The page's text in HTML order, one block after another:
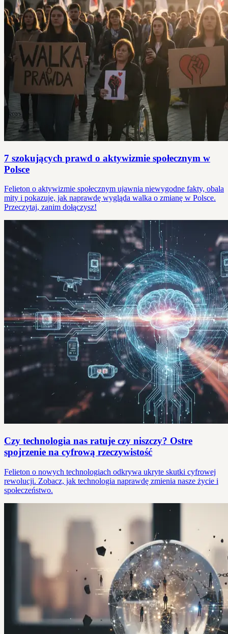
7 szokujących prawd o aktywizmie społecznym w
Polsce
Felieton o aktywizmie społecznym ujawnia niewygodne fakty, obala
mity i pokazuje, jak naprawdę wygląda walka o zmianę w Polsce.
Przeczytaj, zanim dołączysz!
Czy technologia nas ratuje czy niszczy? Ostre
spojrzenie na cyfrową rzeczywistość
Felieton o nowych technologiach odkrywa ukryte skutki cyfrowej
rewolucji. Zobacz, jak technologia naprawdę zmienia nasze życie i
społeczeństwo.